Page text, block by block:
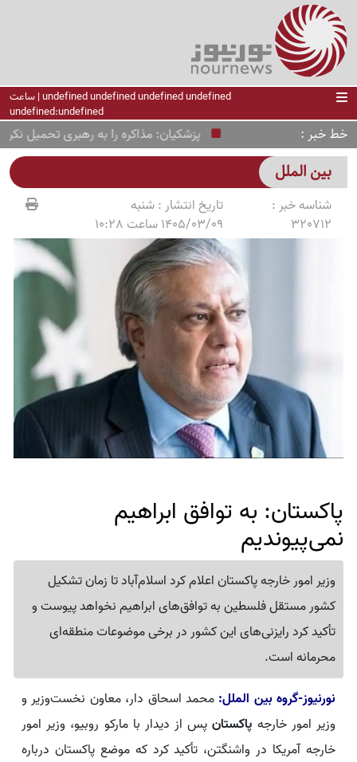
undefined undefined undefined undefined | ساعت
undefined:undefined
خط خبر پزشکیان: مذاکره را به رهبری تحمیل
بین الملل
شناسه خبر :
320712
تاریخ انتشار :شنبه
1405/03/09 ساعت 10:28
پاکستان: به توافق ابراهیم
نمی‌پیوندیم
وزیر امور خارجه پاکستان اعلام کرد اسلام‌آباد تا زمان تشکیل
کشور مستقل فلسطین به توافق‌های ابراهیم نخواهد پیوست و
تأکید کرد رایزنی‌های این کشور در برخی موضوعات منطقه‌ای
محرمانه است.
نورنیوز-گروه بین الملل:محمد اسحاق دار، معاون نخست‌وزیر و
وزیر امور خارجه پاکستان پس از دیدار با مارکو روبیو، وزیر امور
خارجه آمریکا در واشنگتن، تأکید کرد که موضع پاکستان درباره